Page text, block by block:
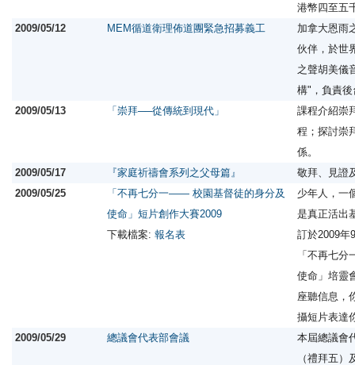
港幣四至五
2009/05/12
MEM循道衛理佈道團緊急招募義工
加拿大恩雨
伙伴，於世
之聲胡美儀
構"，負責
2009/05/13
「崇拜──從傳統到現代」
課程介紹崇
程；探討崇
係。
2009/05/17
『家庭祈禱會系列之父母篇』
敬拜、見證
2009/05/25
「不再七分一—— 校園基督徒的身分及
使命」短片創作大賽2009
下載檔案: 報名表
少年人，一
是真正活出
訂於2009年
「不再七
使命」培靈
座聽信息，
攝短片表達
2009/05/29
總議會代表部會議
本屆總議會
（禮拜五